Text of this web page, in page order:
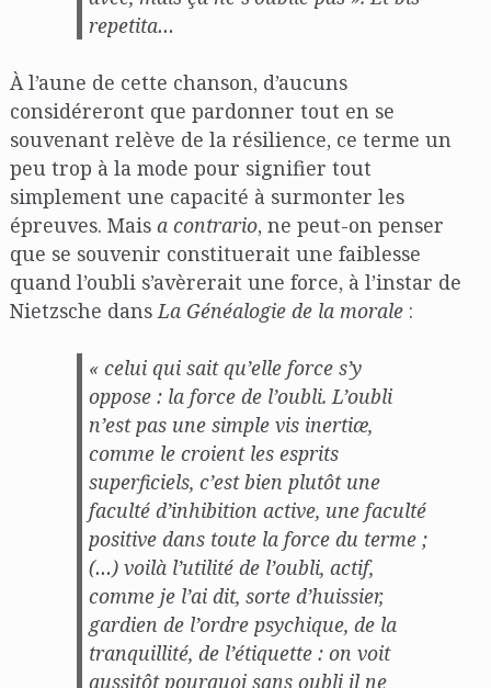
repetita…
À l’aune de cette chanson, d’aucuns
considéreront que pardonner tout en se
souvenant relève de la résilience, ce terme un
peu trop à la mode pour signifier tout
simplement une capacité à surmonter les
épreuves. Mais a contrario, ne peut-on penser
que se souvenir constituerait une faiblesse
quand l’oubli s’avèrerait une force, à l’instar de
Nietzsche dansLa Généalogie de la morale:
« celui qui sait qu’elle force s’y
oppose : la force de l’oubli. L’oubli
n’est pas une simple vis inertiæ,
comme le croient les esprits
superficiels, c’est bien plutôt une
faculté d’inhibition active, une faculté
positive dans toute la force du terme ;
(…) voilà l’utilité de l’oubli, actif,
comme je l’ai dit, sorte d’huissier,
gardien de l’ordre psychique, de la
tranquillité, de l’étiquette : on voit
aussitôt pourquoi sans oubli il ne